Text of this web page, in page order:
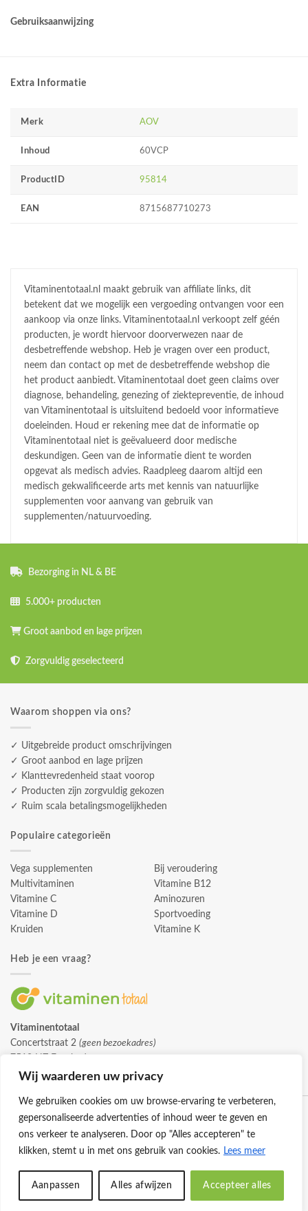
Wij waarderen uw privacy
We gebruiken cookies om uw browse-ervaring te verbeteren,
gepersonaliseerde advertenties of inhoud weer te geven en
ons verkeer te analyseren. Door op "Alles accepteren" te
klikken, stemt u in met ons gebruik van cookies. Lees meer
Aanpassen Alles afwijzen Accepteer alles
Gebruiksaanwijzing
Extra Informatie
Merk AOV
Inhoud 60VCP
ProductID 95814
EAN 8715687710273
Vitaminentotaal.nl maakt gebruik van affiliate links, dit
betekent dat we mogelijk een vergoeding ontvangen voor een
aankoop via onze links. Vitaminentotaal.nl verkoopt zelf géén
producten, je wordt hiervoor doorverwezen naar de
desbetreffende webshop. Heb je vragen over een product,
neem dan contact op met de desbetreffende webshop die
het product aanbiedt. Vitaminentotaal doet geen claims over
diagnose, behandeling, genezing of ziektepreventie, de inhoud
van Vitaminentotaal is uitsluitend bedoeld voor informatieve
doeleinden. Houd er rekening mee dat de informatie op
Vitaminentotaal niet is geëvalueerd door medische
deskundigen. Geen van de informatie dient te worden
opgevat als medisch advies. Raadpleeg daarom altijd een
medisch gekwalificeerde arts met kennis van natuurlijke
supplementen voor aanvang van gebruik van
supplementen/natuurvoeding.
Bezorging in NL & BE
5.000+ producten
Groot aanbod en lage prijzen
Zorgvuldig geselecteerd
Waarom shoppen via ons?
✓ Uitgebreide product omschrijvingen
✓ Groot aanbod en lage prijzen
✓ Klanttevredenheid staat voorop
✓ Producten zijn zorgvuldig gekozen
✓ Ruim scala betalingsmogelijkheden
Populaire categorieën
Vega supplementen
Multivitaminen
Vitamine C
Vitamine D
Kruiden
Bij veroudering
Vitamine B12
Aminozuren
Sportvoeding
Vitamine K
Heb je een vraag?
Vitaminentotaal
Concertstraat 2 (geen bezoekadres)
info@vitaminentotaal.nl
© 2026 -Vitaminentotaal.nl